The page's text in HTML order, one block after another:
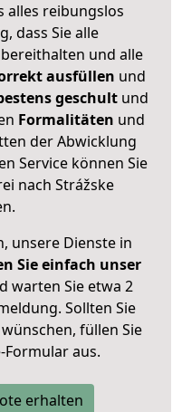
alles reibungslos
dass Sie alle
und alle
ausfüllen und
geschult und
Formalitäten und
der Abwicklung
Service können Sie
nach Strážske
unsere Dienste in
Sie einfach unser
warten Sie etwa 2
Sollten Sie
füllen Sie
aus.
erhalten